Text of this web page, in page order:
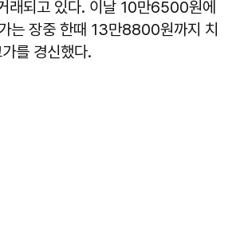
되고 있다. 이날 10만6500원에
는 장중 한때 13만8800원까지 치
를 경신했다.